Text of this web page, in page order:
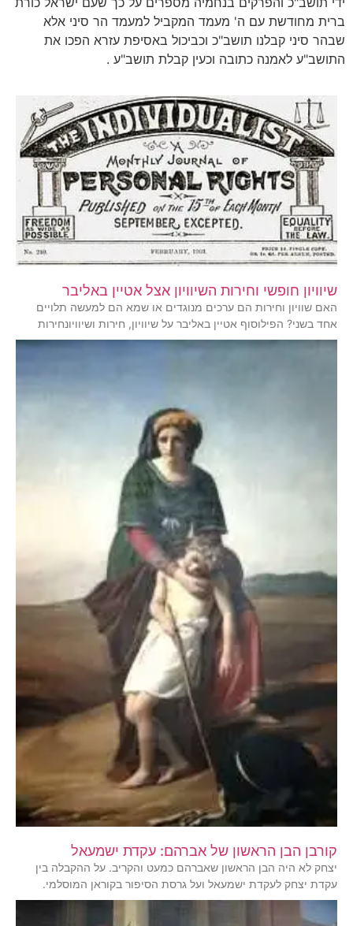
ברית מחודשת עם ה' מעמד המקביל למעמד הר סיני אלא
שבהר סיני קבלנו תושב"כ וכביכול באסיפת עזרא הפכו את
התושב"ע לאמנה כתובה וכעין קבלת תושב"ע .
שיוויון חופשי וחירות השיוויון אצל אטיין באליבר
האם שוויון וחירות הם ערכים מנוגדים או שמא הם למעשה תלויים
אחד בשני? הפילוסוף אטיין באליבר על שיוויון, חירות ושיוויונחירות
קורבן הבן הראשון של אברהם: עקדת ישמעאל
יצחק לא היה הבן הראשון שאברהם כמעט והקריב. על ההקבלה בין
עקדת יצחק לעקדת ישמעאל ועל גרסת הסיפור בקוראן המוסלמי.